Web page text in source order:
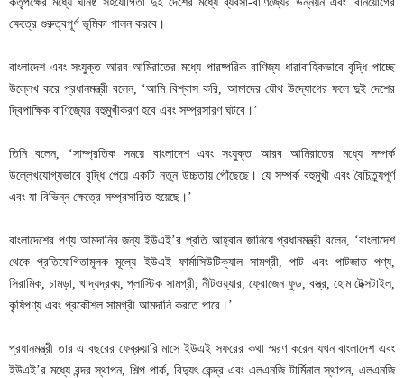
ক্ষেত্রে গুরুত্বপূর্ণ ভূমিকা পালন করবে।
বাংলাদেশ এবং সংযুক্ত আরব আমিরাতের মধ্যে পারষ্পরিক বাণিজ্য ধারাবাহিকভাবে বৃদ্ধি পাচ্ছে
উল্লেখ করে প্রধানমন্ত্রী বলেন, ‘আমি বিশ্বাস করি, আমাদের যৌথ উদ্যোগের ফলে দুই দেশের
দ্বিপাক্ষিক বাণিজ্যের বহুমুখীকরণ হবে এবং সম্প্রসারণ ঘটবে।’
তিনি বলেন, ‘সাম্প্রতিক সময়ে বাংলাদেশ এবং সংযুক্ত আরব আমিরাতের মধ্যে সম্পর্ক
উল্লেখযোগ্যভাবে বৃদ্ধি পেয়ে একটি নতুন উচ্চতায় পৌঁছেছে। যে সম্পর্ক বহুমুখী এবং বৈচিত্র্যপূর্ণ
এবং যা বিভিন্ন ক্ষেত্রে সম্প্রসারিত হয়েছে।’
বাংলাদেশের পণ্য আমদানির জন্য ইউএই’র প্রতি আহ্বান জানিয়ে প্রধানমন্ত্রী বলেন, ‘বাংলাদেশ
থেকে প্রতিযোগিতামূলক মূল্যে ইউএই ফার্মাসিউটিক্যাল সামগ্রী, পাট এবং পাটজাত পণ্য,
সিরামিক, চামড়া, খাদ্যদ্রব্য, প্লাস্টিক সামগ্রী, নীটওয়্যার, ফ্রোজেন ফুড, বস্ত্র, হোম টেক্সটাইল,
কৃষিপণ্য এবং প্রকৌশল সামগ্রী আমদানি করতে পারে।’
প্রধানমন্ত্রী তার এ বছরের ফেব্রুয়ারি মাসে ইউএই সফরের কথা স্মরণ করেন যখন বাংলাদেশ এবং
ইউএই’র মধ্যে বন্দর স্থাপন, শিল্প পার্ক, বিদ্যুৎ কেন্দ্র এবং এলএনজি টার্মিনাল স্থাপন, এলএনজি